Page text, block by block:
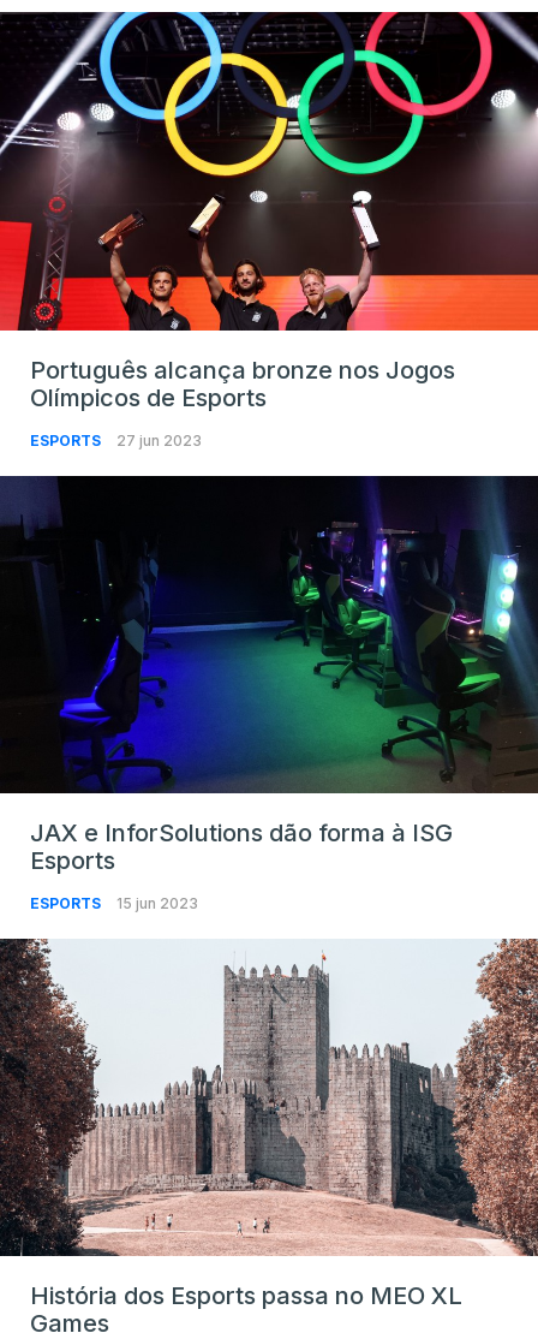
Português alcança bronze nos Jogos
Olímpicos de Esports
ESPORTS 27 jun 2023
JAX e InforSolutions dão forma à ISG
Esports
ESPORTS 15 jun 2023
História dos Esports passa no MEO XL
Games